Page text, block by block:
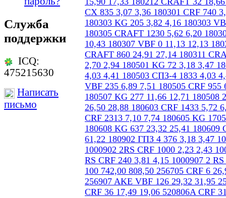
Служба
поддержки
ICQ:
475215630
Написать
письмо